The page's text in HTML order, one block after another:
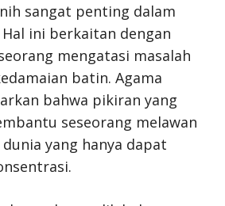
sangat penting dalam
ini berkaitan dengan
mengatasi masalah
batin. Agama
bahwa pikiran yang
seseorang melawan
yang hanya dapat